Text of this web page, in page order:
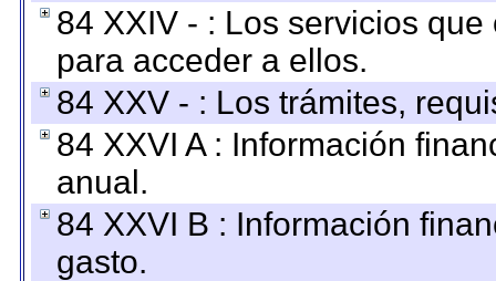
84 XXIV - : Los servicios
para acceder a ellos.
84 XXV - : Los trámites,
84 XXVI A : Información
anual.
84 XXVI B : Información
gasto.